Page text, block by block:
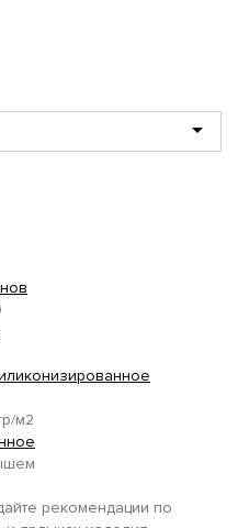
м2
рекомендации по